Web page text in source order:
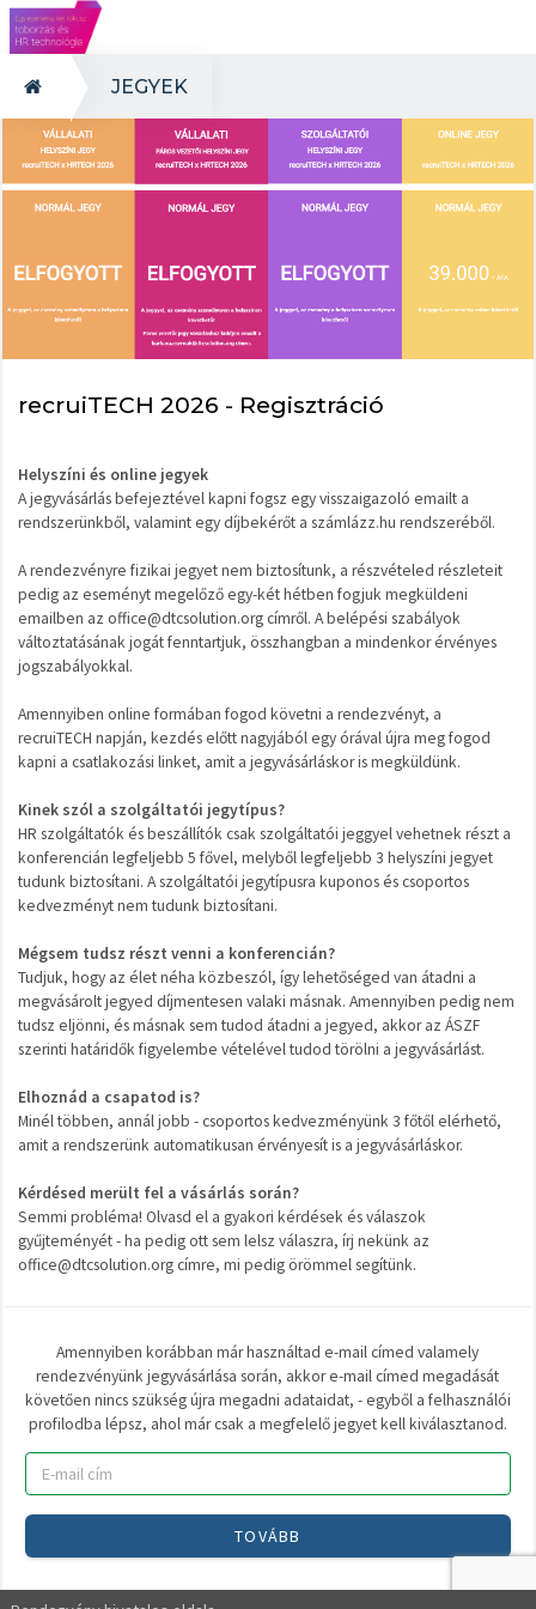
JEGYEK
recruiTECH 2026 - Regisztráció
Helyszíni és online jegyek
A jegyvásárlás befejeztével kapni fogsz egy visszaigazoló emailt a
rendszerünkből, valamint egy díjbekérőt a számlázz.hu rendszeréből.
A rendezvényre fizikai jegyet nem biztosítunk, a részvételed részleteit
pedig az eseményt megelőző egy-két hétben fogjuk megküldeni
emailben az office@dtcsolution.org címről. A belépési szabályok
változtatásának jogát fenntartjuk, összhangban a mindenkor érvényes
jogszabályokkal.
Amennyiben online formában fogod követni a rendezvényt, a
recruiTECH napján, kezdés előtt nagyjából egy órával újra meg fogod
kapni a csatlakozási linket, amit a jegyvásárláskor is megküldünk.
Kinek szól a szolgáltatói jegytípus?
HR szolgáltatók és beszállítók csak szolgáltatói jeggyel vehetnek részt a
konferencián legfeljebb 5 fővel, melyből legfeljebb 3 helyszíni jegyet
tudunk biztosítani. A szolgáltatói jegytípusra kuponos és csoportos
kedvezményt nem tudunk biztosítani.
Mégsem tudsz részt venni a konferencián?
Tudjuk, hogy az élet néha közbeszól, így lehetőséged van átadni a
megvásárolt jegyed díjmentesen valaki másnak. Amennyiben pedig nem
tudsz eljönni, és másnak sem tudod átadni a jegyed, akkor az ÁSZF
szerinti határidők figyelembe vételével tudod törölni a jegyvásárlást.
Elhoznád a csapatod is?
Minél többen, annál jobb - csoportos kedvezményünk 3 főtől elérhető,
amit a rendszerünk automatikusan érvényesít is a jegyvásárláskor.
Kérdésed merült fel a vásárlás során?
Semmi probléma! Olvasd el a gyakori kérdések és válaszok
gyűjteményét - ha pedig ott sem lelsz válaszra, írj nekünk az
office@dtcsolution.org címre, mi pedig örömmel segítünk.
Amennyiben korábban már használtad e-mail címed valamely
rendezvényünk jegyvásárlása során, akkor e-mail címed megadását
követően nincs szükség újra megadni adataidat, - egyből a felhasználói
profilodba lépsz, ahol már csak a megfelelő jegyet kell kiválasztanod.
TOVÁBB